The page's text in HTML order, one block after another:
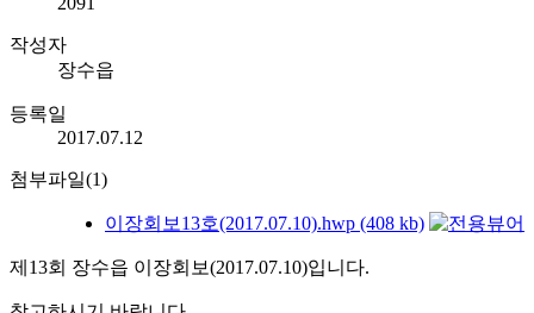
작성자
장수읍
등록일
2017.07.12
첨부파일(1)
이장회보13호(2017.07.10).hwp (408 kb)
제13회 장수읍 이장회보(2017.07.10)입니다.